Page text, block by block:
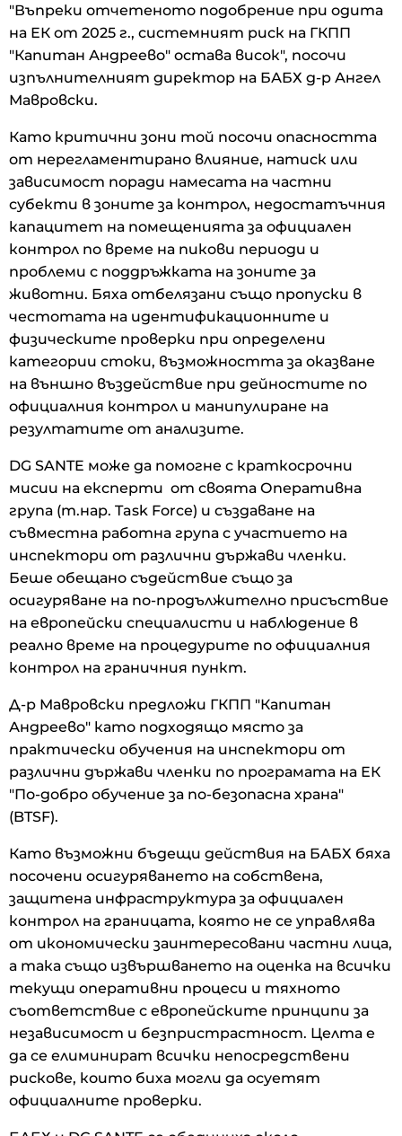
"Въпреки отчетеното подобрение при одита
на ЕК от 2025 г., системният риск на ГКПП
"Капитан Андреево" остава висок", посочи
изпълнителният директор на БАБХ д-р Ангел
Мавровски.
Като критични зони той посочи опасността
от нерегламентирано влияние, натиск или
зависимост поради намесата на частни
субекти в зоните за контрол, недостатъчния
капацитет на помещенията за официален
контрол по време на пикови периоди и
проблеми с поддръжката на зоните за
животни. Бяха отбелязани също пропуски в
честотата на идентификационните и
физическите проверки при определени
категории стоки, възможността за оказване
на външно въздействие при дейностите по
официалния контрол и манипулиране на
резултатите от анализите.
DG SANTE може да помогне с краткосрочни
мисии на експерти от своята Оперативна
група (т.нар. Task Force) и създаване на
съвместна работна група с участието на
инспектори от различни държави членки.
Беше обещано съдействие също за
осигуряване на по-продължително присъствие
на европейски специалисти и наблюдение в
реално време на процедурите по официалния
контрол на граничния пункт.
Д-р Мавровски предложи ГКПП "Капитан
Андреево" като подходящо място за
практически обучения на инспектори от
различни държави членки по програмата на ЕК
"По-добро обучение за по-безопасна храна"
(BTSF).
Като възможни бъдещи действия на БАБХ бяха
посочени осигуряването на собствена,
защитена инфраструктура за официален
контрол на границата, която не се управлява
от икономически заинтересовани частни лица,
а така също извършването на оценка на всички
текущи оперативни процеси и тяхното
съответствие с европейските принципи за
независимост и безпристрастност. Целта е
да се елиминират всички непосредствени
рискове, които биха могли да осуетят
официалните проверки.